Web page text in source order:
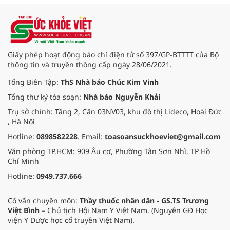
Giấy phép hoạt động báo chí điện tử số 397/GP-BTTTT của Bộ
thông tin và truyền thông cấp ngày 28/06/2021.
Tổng Biên Tập: ThS Nhà báo Chúc Kim Vinh
Tổng thư ký tòa soạn: Nhà báo Nguyễn Khải
Trụ sở chính: Tầng 2, Căn 03NV03, khu đô thị Lideco, Hoài Đức
, Hà Nội
Hotline: 0898582228. Email: toasoansuckhoeviet@gmail.com
Văn phòng TP.HCM: 909 Âu cơ, Phường Tân Sơn Nhì, TP Hồ
Chí Minh
Hotline: 0949.737.666
Cố vấn chuyên môn: Thầy thuốc nhân dân - GS.TS Trương
Việt Bình – Chủ tịch Hội Nam Y Việt Nam. (Nguyên GĐ Học
viện Y Dược học cổ truyền Việt Nam).